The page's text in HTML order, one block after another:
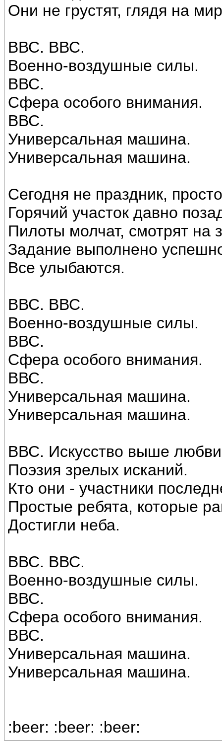
Они не грустят, глядя на
ВВС. ВВС.
Военно-воздушные силы.
ВВС.
Сфера особого внимания.
ВВС.
Универсальная машина.
Универсальная машина.
Сегодня не праздник,
Горячий участок давно
Пилоты молчат, смотрят на
Задание выполнено
Все улыбаются.
ВВС. ВВС.
Военно-воздушные силы.
ВВС.
Сфера особого внимания.
ВВС.
Универсальная машина.
Универсальная машина.
ВВС. Искусство выше
Поэзия зрелых исканий.
Кто они - участники
Простые ребята, которые
Достигли неба.
ВВС. ВВС.
Военно-воздушные силы.
ВВС.
Сфера особого внимания.
ВВС.
Универсальная машина.
Универсальная машина.
:beer: :beer: :beer: